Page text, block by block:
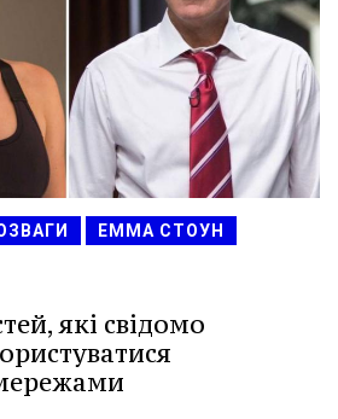
ЕММА СТОУН
які свідомо